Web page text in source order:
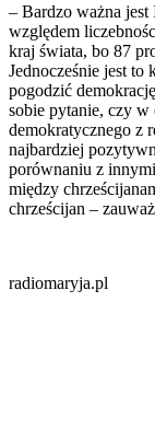
– Bardzo ważna jest
względem
kraj świata, bo 87
Jednocześnie jest
pogodzić
sobie pytanie, czy w
demokratycznego z
najbardziej
porównaniu z
między
chrześcijan –
radiomaryja.pl